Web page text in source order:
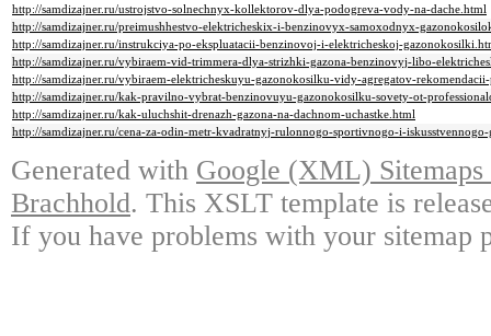
http://samdizajner.ru/ustrojstvo-solnechnyx-kollektorov-dlya-podogreva-vody-na-dache.html
http://samdizajner.ru/preimushhestvo-elektricheskix-i-benzinovyx-samoxodnyx-
http://samdizajner.ru/instrukciya-po-ekspluatacii-benzinovoj-i-elektricheskoj-
http://samdizajner.ru/vybiraem-vid-trimmera-dlya-strizhki-gazona-benzinovyj-libo-
http://samdizajner.ru/vybiraem-elektricheskuyu-gazonokosilku-vidy-agregatov-
http://samdizajner.ru/kak-pravilno-vybrat-benzinovuyu-gazonokosilku-sovety-ot-
http://samdizajner.ru/kak-uluchshit-drenazh-gazona-na-dachnom-uchastke.html
http://samdizajner.ru/cena-za-odin-metr-kvadratnyj-rulonnogo-sportivnogo-i-iskusstvennogo-
Generated with Google (XML)
Brachhold. This XSLT template is
If you have problems with your sitemap